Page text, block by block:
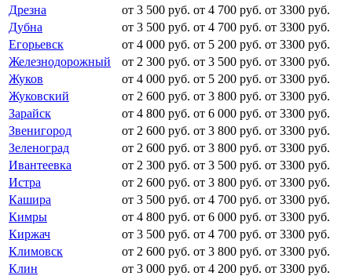
Дрезна
от 3 500 руб. от 4 700 руб. от 3300 руб.
Дубна
от 3 500 руб. от 4 700 руб. от 3300 руб.
Егорьевск
от 4 000 руб. от 5 200 руб. от 3300 руб.
Железнодорожный
от 2 300 руб. от 3 500 руб. от 3300 руб.
Жуков
от 4 000 руб. от 5 200 руб. от 3300 руб.
Жуковский
от 2 600 руб. от 3 800 руб. от 3300 руб.
Зарайск
от 4 800 руб. от 6 000 руб. от 3300 руб.
Звенигород
от 2 600 руб. от 3 800 руб. от 3300 руб.
Зеленоград
от 2 600 руб. от 3 800 руб. от 3300 руб.
Ивантеевка
от 2 300 руб. от 3 500 руб. от 3300 руб.
Истра
от 2 600 руб. от 3 800 руб. от 3300 руб.
Кашира
от 3 500 руб. от 4 700 руб. от 3300 руб.
Кимры
от 4 800 руб. от 6 000 руб. от 3300 руб.
Киржач
от 3 500 руб. от 4 700 руб. от 3300 руб.
Климовск
от 2 600 руб. от 3 800 руб. от 3300 руб.
Клин
от 3 000 руб. от 4 200 руб. от 3300 руб.